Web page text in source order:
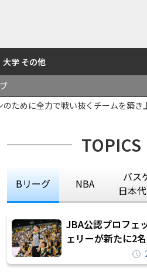
大学 その他
ために全力で戦い抜くチームを築き
TOPICS
Bリーグ NBA
バス
日本
JBA公認プロフェ
ェリーが新たに2
平は16年間続け
れを告げてプロ転